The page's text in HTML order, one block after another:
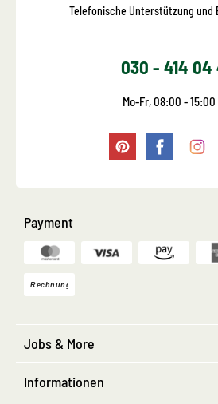
Telefonische Unterstützung und
030 - 414 04
Mo-Fr, 08:00 - 15:00
Payment
Jobs & More
Informationen